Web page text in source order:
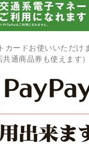
カードお使いいただけ
共通商品券も使えます）